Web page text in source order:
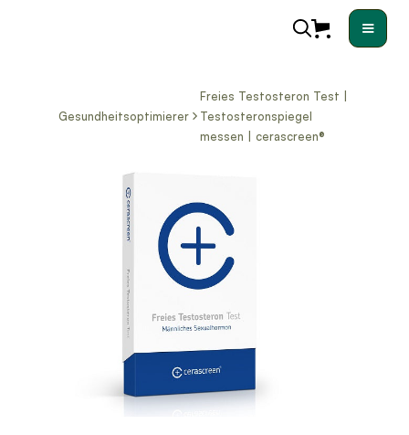
Gesundheitsoptimierer
Freies Testosteron Test |
Testosteronspiegel
messen | cerascreen®